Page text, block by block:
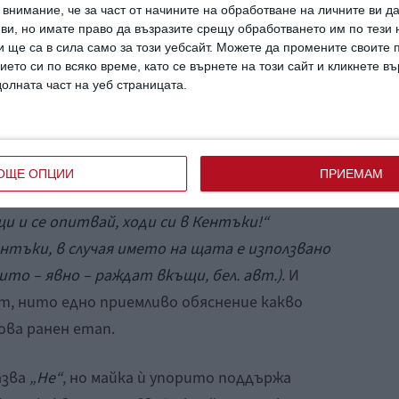
че за част от начините на обработване на личните ви
ви, но имате право да възразите срещу обработването им по тези
ще са в сила само за този уебсайт. Можете да промените своите
си по всяко време, като се върнете на този сайт и кликнете
част на уеб страницата.
ОПЦИИ ПРИЕМАМ
и го пита какво мисли да прави. Той
объркана пита:„Какво? Защо? Дори не
че няма достатъчно място за
показва колко е голяма главата на
ѝ. Следващите изказвания на родилката,
роди детето си без да бъде рязана, биват
аргументи от типа на:„Аз съм
и се опитвай, ходи си в Кентъки!“
в случая името на щата е използвано
– явно – раждат вкъщи, бел. авт.). И
нито едно приемливо обяснение какво
ранен етап.
„Не“, но майка ѝ упорито поддържа